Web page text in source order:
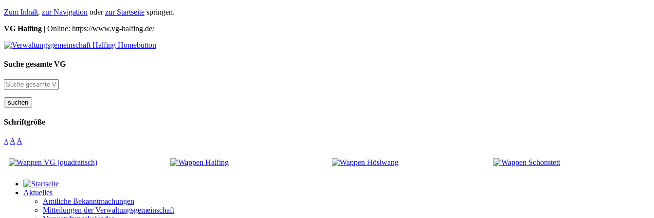
Zum Inhalt, zur Navigation oderzur Startseite springen.
VG Halfing | Online: https://www.vg-halfing.de/
Suche gesamte VG
suchen
Schriftgröße
A A A
Aktuelles
Amtliche Bekanntmachungen
Mitteilungen der Verwaltungsgemeinschaft